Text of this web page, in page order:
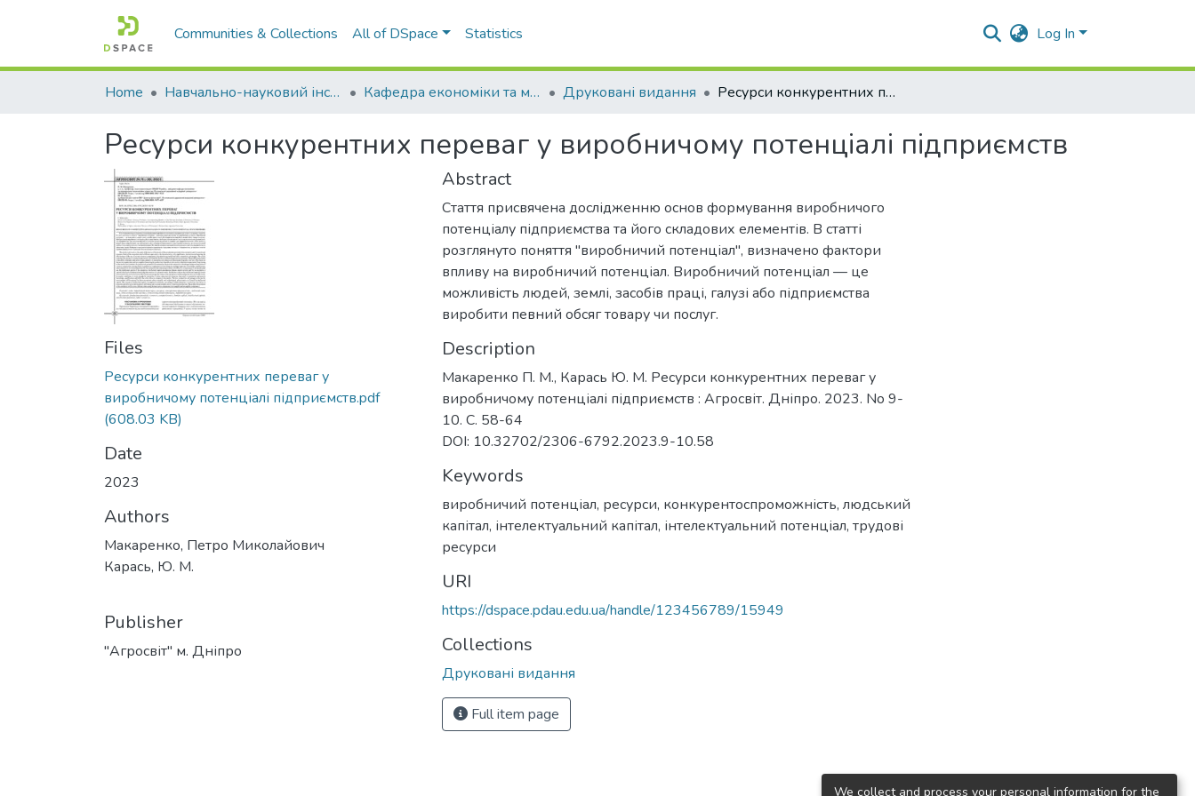
Communities & Collections All of DSpace Statistics Log In
Home Навчально-науковий інститут економіки, управління, права та інформаційних технологій Кафедра економіки та міжнародних економічних відносин Друковані видання Ресурси конкурентних переваг у виробничому потенціалі підприємств
Ресурси конкурентних переваг у виробничому потенціалі підприємств
Files
Ресурси конкурентних переваг у
виробничому потенціалі підприємств.pdf
(608.03 KB)
Date
2023
Authors
Макаренко, Петро Миколайович
Карась, Ю. М.
Publisher
"Агросвіт" м. Дніпро
Abstract
Стаття присвячена дослідженню основ формування виробничого
потенціалу підприємства та його складових елементів. В статті
розглянуто поняття "виробничий потенціал", визначено фактори
впливу на виробничий потенціал. Виробничий потенціал — це
можливість людей, землі, засобів праці, галузі або підприємства
виробити певний обсяг товару чи послуг.
Description
Макаренко П. М., Карась Ю. М. Ресурси конкурентних переваг у
виробничому потенціалі підприємств : Агросвіт. Дніпро. 2023. No 9-
10. С. 58-64
DOI: 10.32702/2306-6792.2023.9-10.58
Keywords
виробничий потенціал, ресурси, конкурентоспроможність, людський
капітал, інтелектуальний капітал, інтелектуальний потенціал, трудові
ресурси
URI
https://dspace.pdau.edu.ua/handle/123456789/15949
Collections
Друковані видання
Full item page
We collect and process your personal information for the